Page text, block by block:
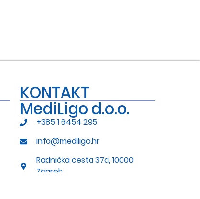
KONTAKT
MediLigo d.o.o.
+385 1 6454 295
info@mediligo.hr
Radnička cesta 37a, 10000
Zagreb